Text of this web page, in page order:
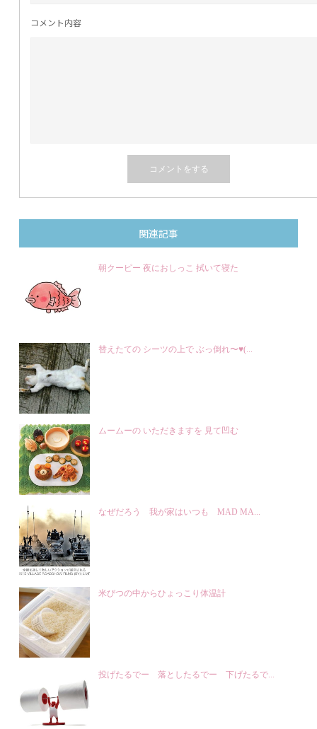
コメント内容
関連記事
朝クーピー 夜におしっこ 拭いて寝た
替えたての シーツの上で ぶっ倒れ〜♥(...
ムームーの いただきますを 見て凹む
なぜだろう 我が家はいつも MAD MA...
米びつの中からひょっこり体温計
投げたるでー 落としたるでー 下げたるで...